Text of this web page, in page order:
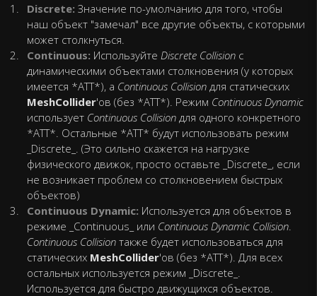
Discrete: Значение по-умолчанию для того, чтобы
наш объект "замечал" все другие объекты, с которыми
может столкнуться.
Continuous: Используйте Discrete Сollision с
динамическими объектами столкновения (у которых
имеется *АТТ*), а Continuous Сollision для статических
MeshCollider'ов (без *АТТ*). Режим Continuous Dynamic
использует Continuous Сollision для одного конкретного
*АТТ*. Остальные *АТТ* будут использовать режим
_Discrete_. (Это сильно скажется на нагрузке
физического движок, просто оставьте _Discrete_, если
не возникает проблем со столкновением быстрых
объектов)
Continuous Dynamic: Используется для объектов в
режиме _Continuous_ или Continuous Dynamic Collision
Continuous Сollision также будет использоваться для
статических MeshCollider'ов (без *АТТ*). Для всех
остальных используется режим _Discrete_.
Используется для быстро движущихся объектов.